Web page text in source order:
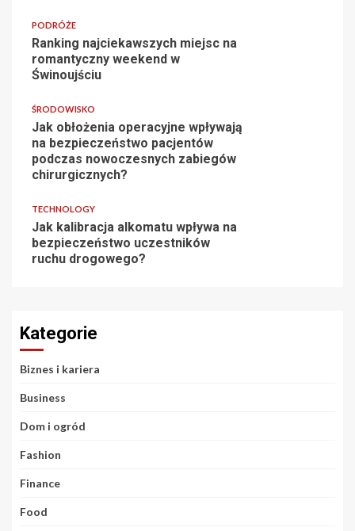
PODRÓŻE
Ranking najciekawszych miejsc na
romantyczny weekend w
Świnoujściu
ŚRODOWISKO
Jak obłożenia operacyjne wpływają
na bezpieczeństwo pacjentów
podczas nowoczesnych zabiegów
chirurgicznych?
TECHNOLOGY
Jak kalibracja alkomatu wpływa na
bezpieczeństwo uczestników
ruchu drogowego?
Kategorie
Biznes i kariera
Business
Dom i ogród
Fashion
Finance
Food